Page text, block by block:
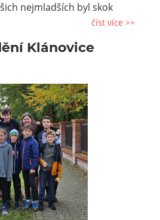
nejmladších byl skok
číst více >>
Klánovice